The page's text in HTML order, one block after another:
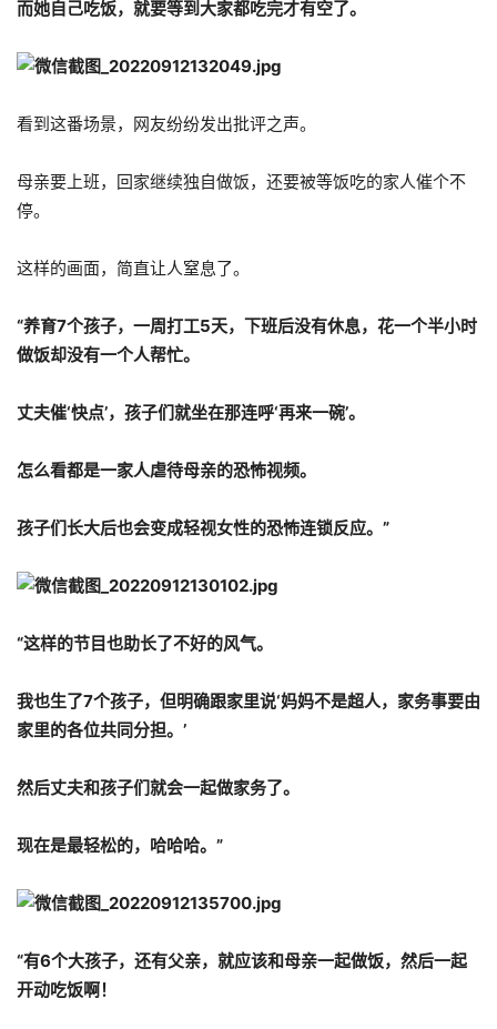
而她自己吃饭，就要等到大家都吃完才有空了。
看到这番场景，网友纷纷发出批评之声。
母亲要上班，回家继续独自做饭，还要被等饭吃的家人催个不
停。
这样的画面，简直让人窒息了。
“养育7个孩子，一周打工5天，下班后没有休息，花一个半小时
做饭却没有一个人帮忙。
丈夫催‘快点’，孩子们就坐在那连呼‘再来一碗’。
怎么看都是一家人虐待母亲的恐怖视频。
孩子们长大后也会变成轻视女性的恐怖连锁反应。”
“这样的节目也助长了不好的风气。
我也生了7个孩子，但明确跟家里说‘妈妈不是超人，家务事要由
家里的各位共同分担。’
然后丈夫和孩子们就会一起做家务了。
现在是最轻松的，哈哈哈。”
“有6个大孩子，还有父亲，就应该和母亲一起做饭，然后一起
开动吃饭啊！